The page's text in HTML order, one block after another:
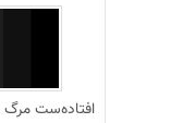
افتاده‌ست مرگ